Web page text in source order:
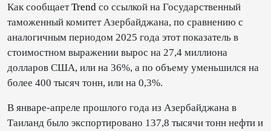
Как сообщаетTrend со ссылкой на Государственный
таможенный комитет Азербайджана, по сравнению с
аналогичным периодом 2025 года этот показатель в
стоимостном выражении вырос на 27,4 миллиона
долларов США, или на 36%, а по объему уменьшился на
более 400 тысяч тонн, или на 0,3%.
В январе-апреле прошлого года из Азербайджана в
Таиланд было экспортировано 137,8 тысячи тонн нефти и